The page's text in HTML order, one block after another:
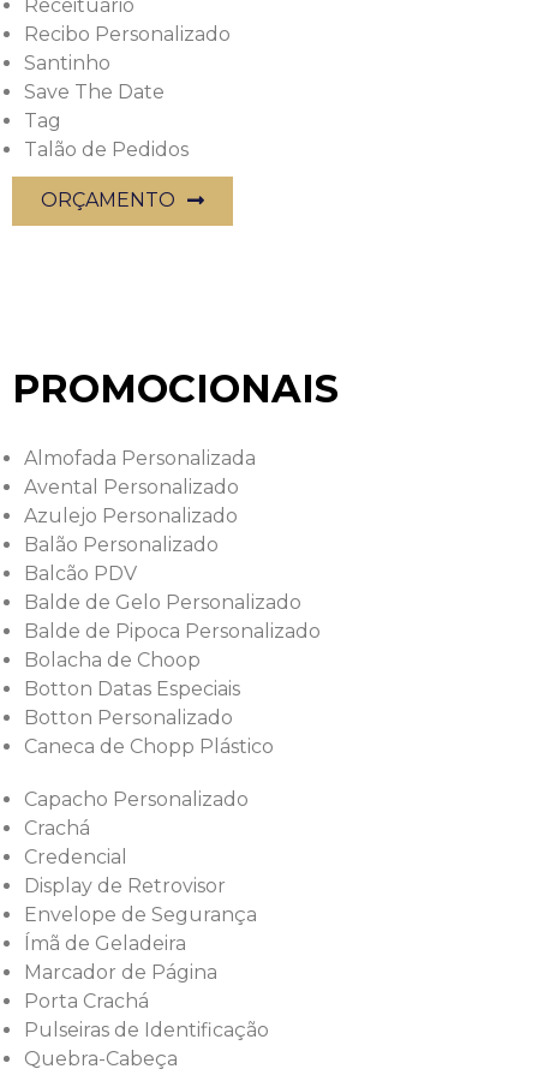
Receituário
Recibo Personalizado
Santinho
Save The Date
Tag
Talão de Pedidos
ORÇAMENTO
PROMOCIONAIS
Almofada Personalizada
Avental Personalizado
Azulejo Personalizado
Balão Personalizado
Balcão PDV
Balde de Gelo Personalizado
Balde de Pipoca Personalizado
Bolacha de Choop
Botton Datas Especiais
Botton Personalizado
Caneca de Chopp Plástico
Capacho Personalizado
Crachá
Credencial
Display de Retrovisor
Envelope de Segurança
Ímã de Geladeira
Marcador de Página
Porta Crachá
Pulseiras de Identificação
Quebra-Cabeça